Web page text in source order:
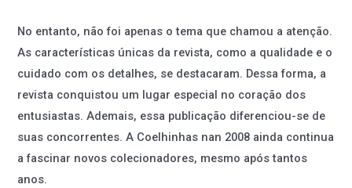
No entanto, não foi apenas o tema que chamou a atenção.
As características únicas da revista, como a qualidade e o
cuidado com os detalhes, se destacaram. Dessa forma, a
revista conquistou um lugar especial no coração dos
entusiastas. Ademais, essa publicação diferenciou-se de
suas concorrentes. A Coelhinhas nan 2008 ainda continua
a fascinar novos colecionadores, mesmo após tantos
anos.